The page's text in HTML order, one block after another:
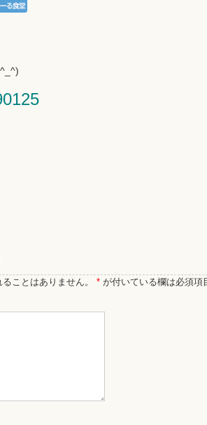
ことはありません。 * が付いている欄は必須項